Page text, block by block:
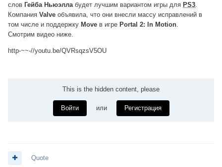
слов Гейба Ньюэлла будет лучшим вариантом игры для PS3
Компания Valve объявила, что они внесли массу исправлений в
том числе и поддержку Move в игре Portal 2: In Motion
Смотрим видео ниже.
http-~~-//youtu.be/QVRsqzsV5OU
This is the hidden content, please
Войти или Регистрация
Quote